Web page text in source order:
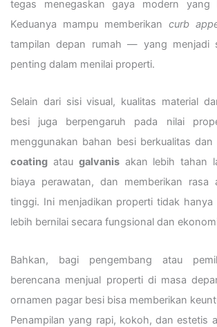
tegas menegaskan gaya modern
Keduanya mampu memberikan curb
tampilan depan rumah — yang menjadi
penting dalam menilai properti.
Selain dari sisi visual, kualitas material
besi juga berpengaruh pada nilai
menggunakan bahan besi berkualitas dan
coating atau galvanisakan lebih tahan
biaya perawatan, dan memberikan rasa
tinggi. Ini menjadikan properti tidak hanya
lebih bernilai secara fungsional dan
Bahkan, bagi pengembang atau
berencana menjual properti di masa
ornamen pagar besi bisa memberikan
Penampilan yang rapi, kokoh, dan estetis